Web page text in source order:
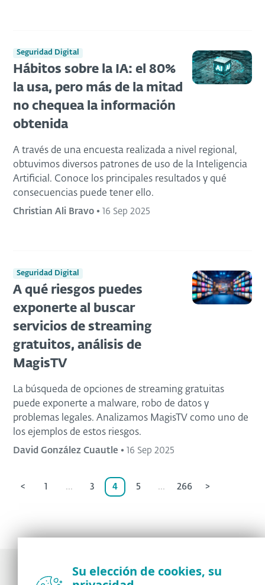
Seguridad Digital
Hábitos sobre la IA: el 80%
la usa, pero más de la mitad
no chequea la información
obtenida
A través de una encuesta realizada a nivel regional,
obtuvimos diversos patrones de uso de la Inteligencia
Artificial. Conoce los principales resultados y qué
consecuencias puede tener ello.
Christian Ali Bravo • 16 Sep 2025
Seguridad Digital
A qué riesgos puedes
exponerte al buscar
servicios de streaming
gratuitos, análisis de
MagisTV
La búsqueda de opciones de streaming gratuitas
puede exponerte a malware, robo de datos y
problemas legales. Analizamos MagisTV como uno de
los ejemplos de estos riesgos.
David González Cuautle • 16 Sep 2025
< 1 ... 3 4 5 ... 266 >
Su elección de cookies, su